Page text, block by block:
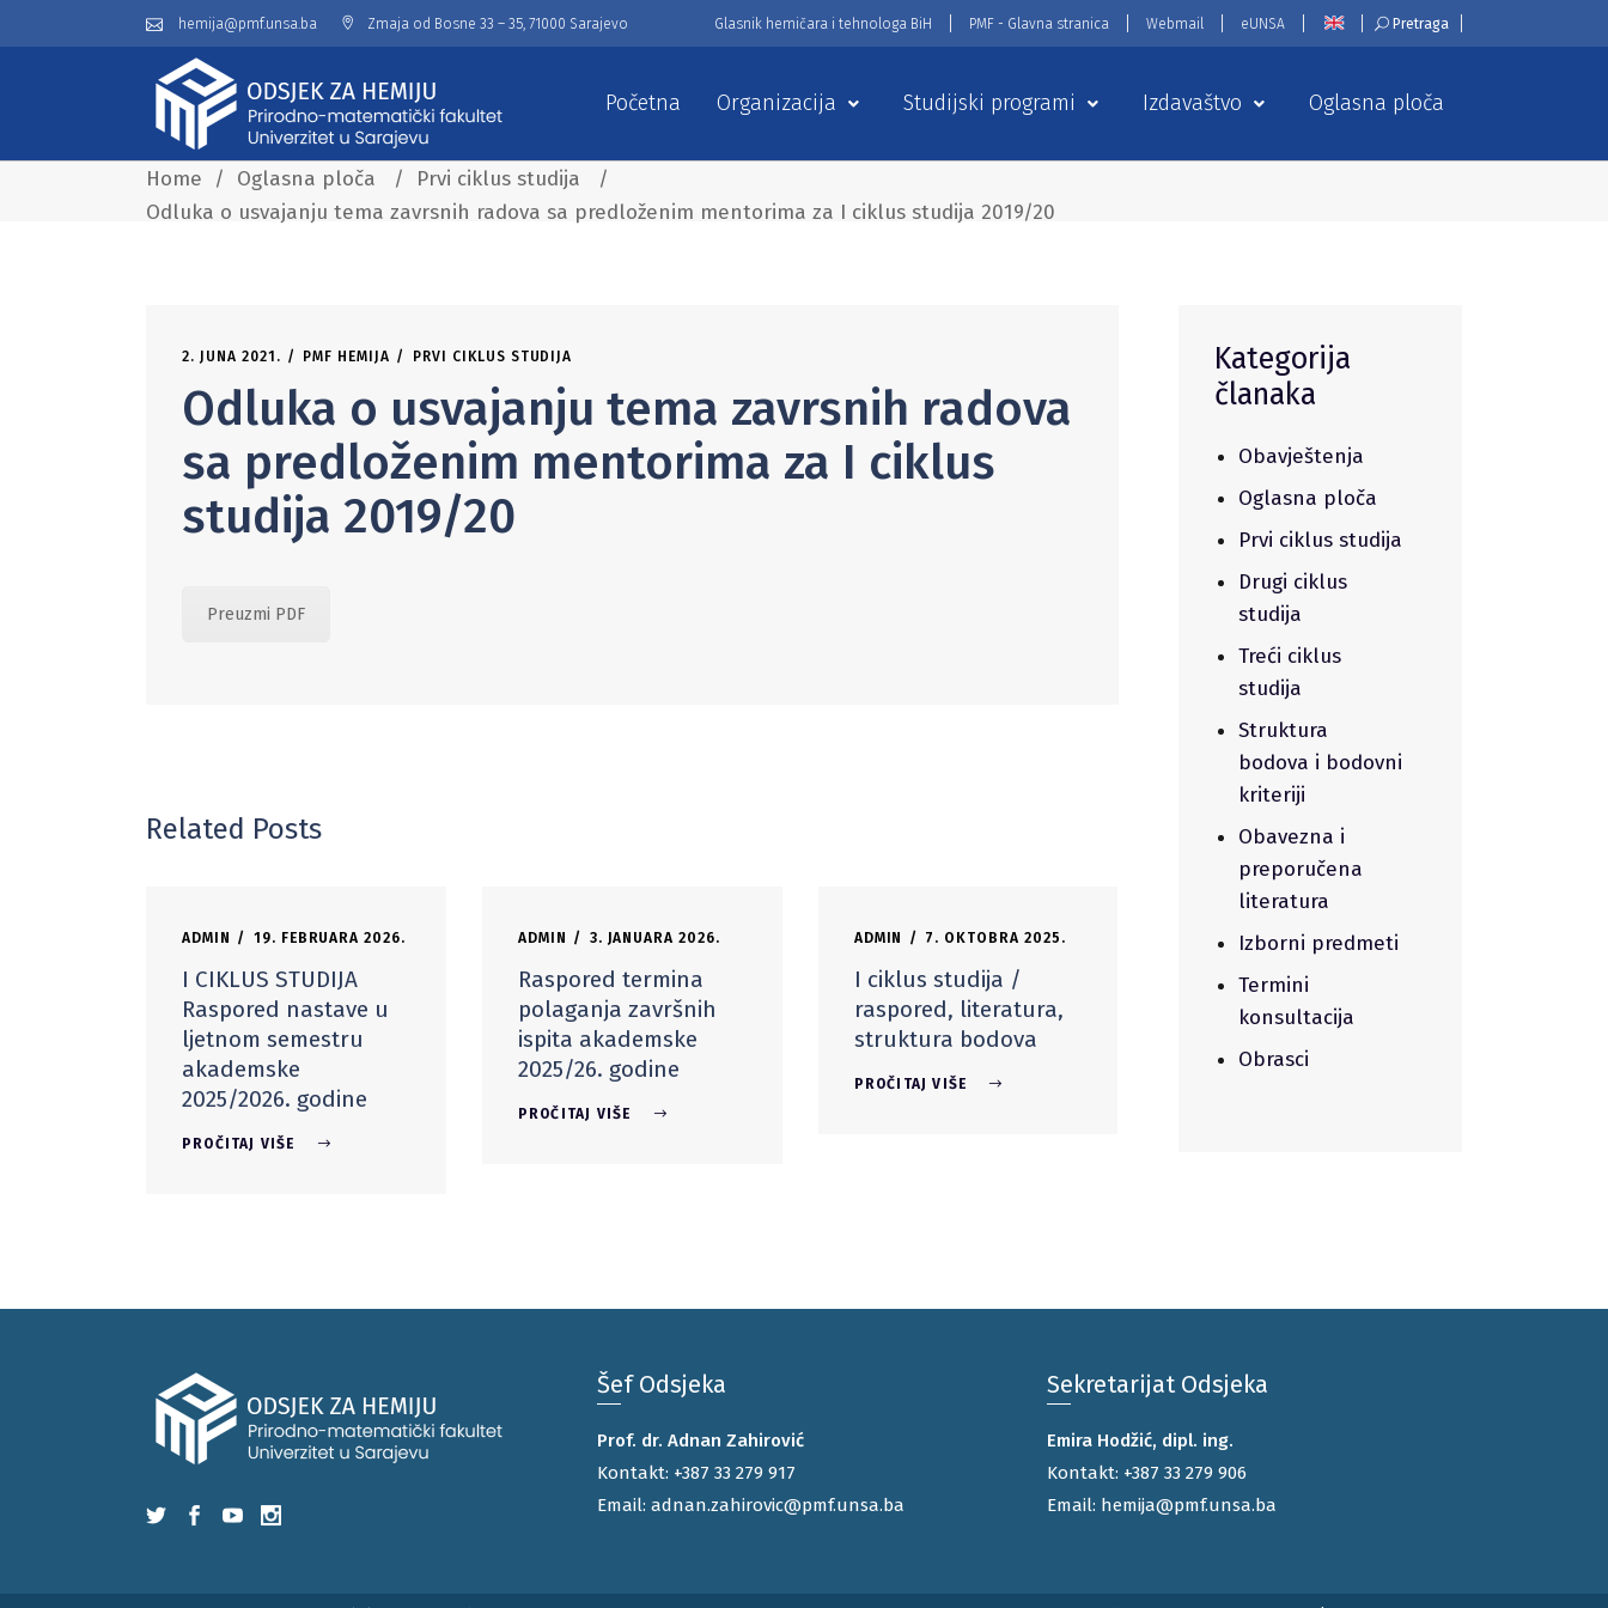
hemija@pmf.unsa.ba Zmaja od Bosne 33 – 35, 71000 Sarajevo Glasnik hemičara i tehnologa BiH PMF - Glavna stranica Webmail eUNSA Pretraga
Početna Organizacija Studijski programi Izdavaštvo Oglasna ploča
Home / Oglasna ploča / Prvi ciklus studija
/
Odluka o usvajanju tema zavrsnih radova sa predloženim mentorima za I ciklus studija 2019/20
2. JUNA 2021. PMF HEMIJA PRVI CIKLUS STUDIJA
Odluka o usvajanju tema zavrsnih radova
sa predloženim mentorima za I ciklus
studija 2019/20
Preuzmi PDF
Related Posts
ADMIN 19. FEBRUARA 2026.
I CIKLUS STUDIJA
Raspored nastave u
ljetnom semestru
akademske
2025/2026. godine
PROČITAJ VIŠE
ADMIN 3. JANUARA 2026.
Raspored termina
polaganja završnih
ispita akademske
2025/26. godine
PROČITAJ VIŠE
ADMIN 7. OKTOBRA 2025.
I ciklus studija /
raspored, literatura,
struktura bodova
PROČITAJ VIŠE
Kategorija
članaka
Obavještenja
Oglasna ploča
Prvi ciklus studija
Drugi ciklus
studija
Treći ciklus
studija
Struktura
bodova i bodovni
kriteriji
Obavezna i
preporučena
literatura
Izborni predmeti
Termini
konsultacija
Obrasci
Šef Odsjeka
Prof. dr. Adnan Zahirović
Kontakt: +387 33 279 917
Email: adnan.zahirovic@pmf.unsa.ba
Sekretarijat Odsjeka
Emira Hodžić, dipl. ing.
Kontakt: +387 33 279 906
Email: hemija@pmf.unsa.ba